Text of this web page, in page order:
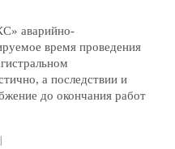
аварийно-
время проведения
а последствии и
до окончания работ
|